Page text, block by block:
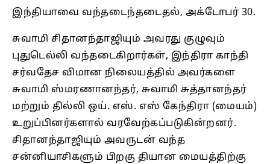
இந்தியாவை வந்தடைந்தடைதல், அக்டோபர் 30.
சுவாமி சிதானந்தாஜியும் அவரது குழுவும்
புதுடெல்லி வந்தடைகிறார்கள், இந்திரா காந்தி
சர்வதேச விமான நிலையத்தில் அவர்களை
சுவாமி ஸ்மரணானந்தர், சுவாமி சுத்தானந்தர்
மற்றும் தில்லி ஒய். எஸ். எஸ் கேந்திரா (மையம்)
உறுப்பினர்களால் வரவேற்கப்படுகின்றனர்.
சிதானந்தாஜியும் அவருடன் வந்த
சன்னியாசிகளும் பிறகு தியான மையத்திற்கு